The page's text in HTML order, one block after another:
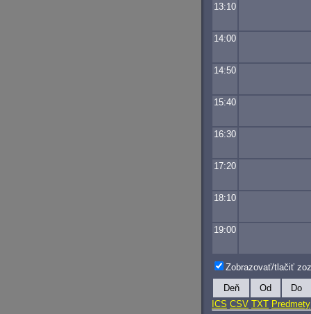
13:10
14:00
14:50
15:40
16:30
17:20
18:10
19:00
Zobrazovať/tlačiť
Deň Od
Do
ICS CSV TXT Predmety